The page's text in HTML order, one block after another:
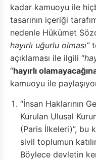
kadar kamuoyu ile
tasarının içeriği
nedenle Hükümet
hayırlı uğurlu olması”
açıklaması ile ilgili “
“hayırlı
kamuoyu ile
“İnsan Haklarının
Kurulan Ulusal
(Paris İlkeleri)”, bu
sivil toplumun
Böylece devletin